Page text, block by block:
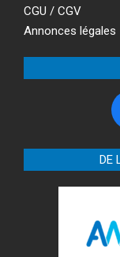
CGU / CGV
Annonces légales
DE